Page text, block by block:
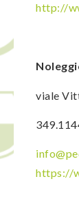
http://
viale
https://